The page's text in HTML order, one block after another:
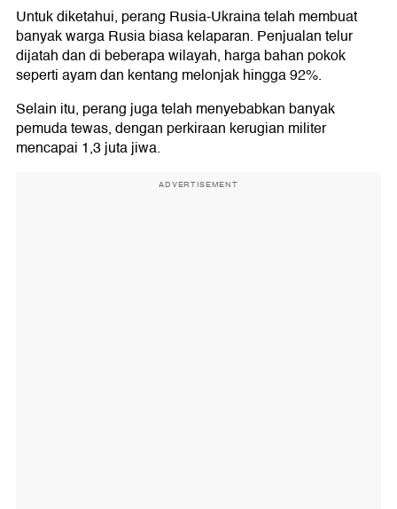
Untuk diketahui, perang Rusia-Ukraina telah membuat
banyak warga Rusia biasa kelaparan. Penjualan telur
dijatah dan di beberapa wilayah, harga bahan pokok
seperti ayam dan kentang melonjak hingga 92%.
Selain itu, perang juga telah menyebabkan banyak
pemuda tewas, dengan perkiraan kerugian militer
mencapai 1,3 juta jiwa.
ADVERTISEMENT